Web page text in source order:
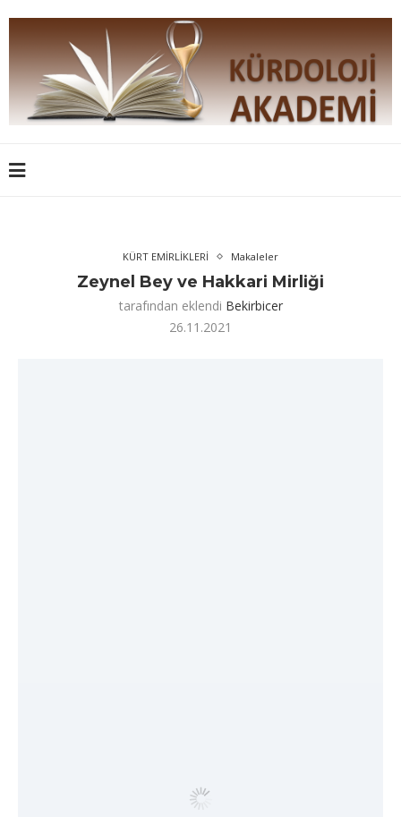
KÜRT EMİRLİKLERİ Makaleler
Zeynel Bey ve Hakkari Mirliği
tarafından eklendi Bekirbicer
26.11.2021